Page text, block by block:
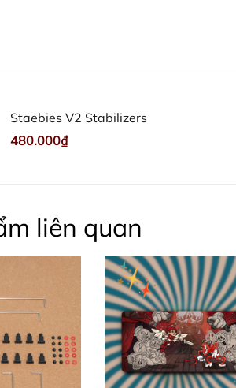
Staebies V2 Stabilizers
480.000₫
liên quan